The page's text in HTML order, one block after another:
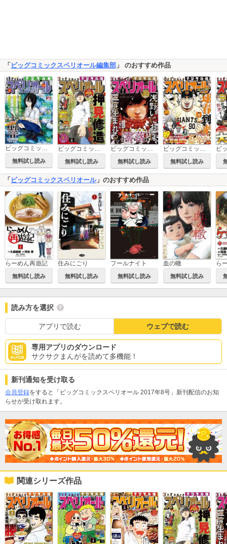
「ビッグコミックスペリオール編集部 」 のおすすめ作品
ビッグコミックスペリオール
無料試し読み 無料試し読み 無料試し読み 無料試し読み
「ビッグコミックスペリオール」のおすすめ作品
らーめん再遊記
無料試し読み
住みにごり
無料試し読み
フールナイト
無料試し読み
血の轍
無料試し読み
ら
読み方を選択
アプリで読む ウェブで読む
専用アプリのダウンロード
サクサクまんがを読めて多機能！
新刊通知を受け取る
会員登録をすると「ビッグコミックスペリオール 2017年8号」新刊配信のお知
らせが受け取れます。
関連シリーズ作品